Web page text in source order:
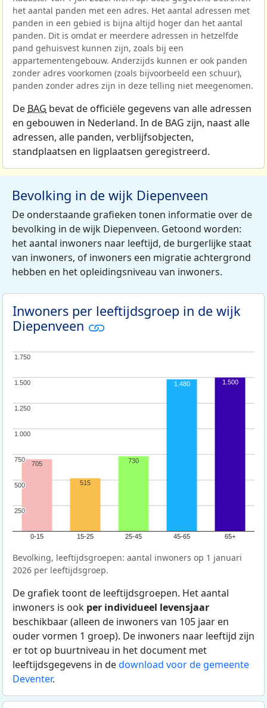
het aantal panden met een adres. Het aantal adressen met
panden in een gebied is bijna altijd hoger dan het aantal
panden. Dit is omdat er meerdere adressen in hetzelfde
pand gehuisvest kunnen zijn, zoals bij een
appartementengebouw. Anderzijds kunnen er ook panden
zonder adres voorkomen (zoals bijvoorbeeld een schuur),
panden zonder adres zijn in deze telling niet meegenomen.
De BAG bevat de officiële gegevens van alle adressen
en gebouwen in Nederland. In de BAG zijn, naast alle
adressen, alle panden, verblijfsobjecten,
standplaatsen en ligplaatsen geregistreerd.
Bevolking in de wijk Diepenveen
De onderstaande grafieken tonen informatie over de
bevolking in de wijk Diepenveen. Getoond worden:
het aantal inwoners naar leeftijd, de burgerlijke staat
van inwoners, of inwoners een migratie achtergrond
hebben en het opleidingsniveau van inwoners.
Inwoners per leeftijdsgroep in de wijk
Diepenveen
0-15 15-25 25-45 45-65 65+
250
250
500
500
750
750
1.000
1.000
1.250
1.250
1.500
1.500
1.750
1.750
705
515
730
1.480 1.500
Bevolking, leeftijdsgroepen: aantal inwoners op 1 januari
2026 per leeftijdsgroep.
De grafiek toont de leeftijdsgroepen. Het aantal
inwoners is ook per individueel levensjaar
beschikbaar (alleen de inwoners van 105 jaar en
ouder vormen 1 groep). De inwoners naar leeftijd zijn
er tot op buurtniveau in het document met
leeftijdsgegevens in dedownload voor de gemeente
Deventer.